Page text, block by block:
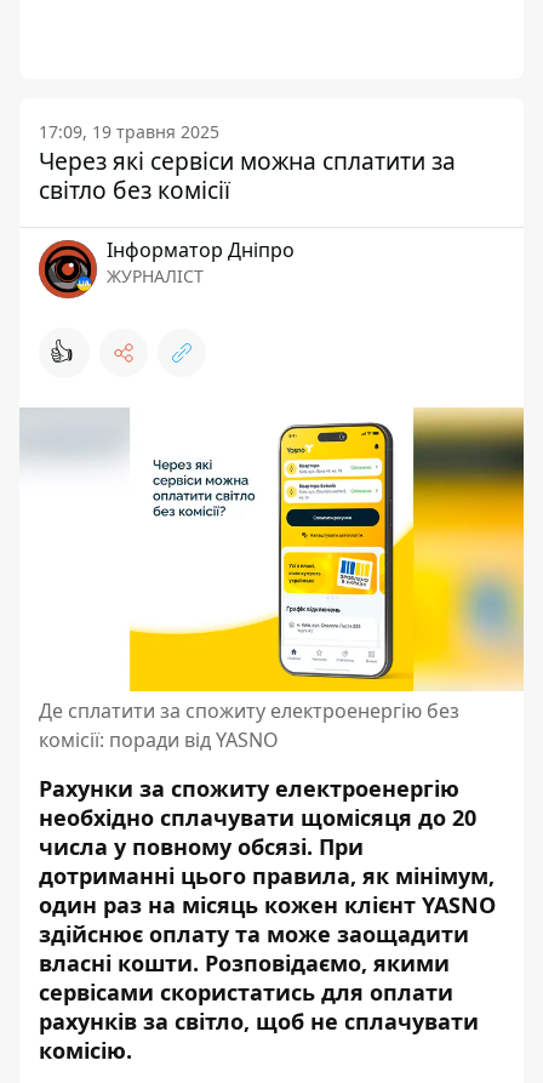
17:09, 19 травня 2025
Через які сервіси можна сплатити за
світло без комісії
Інформатор Дніпро
ЖУРНАЛІСТ
👍
Де сплатити за спожиту електроенергію без
комісії: поради від YASNO
Рахунки за спожиту електроенергію
необхідно сплачувати щомісяця до 20
числа у повному обсязі. При
дотриманні цього правила, як мінімум,
один раз на місяць кожен клієнт YASNO
здійснює оплату та може заощадити
власні кошти. Розповідаємо, якими
сервісами скористатись для оплати
рахунків за світло, щоб не сплачувати
комісію.